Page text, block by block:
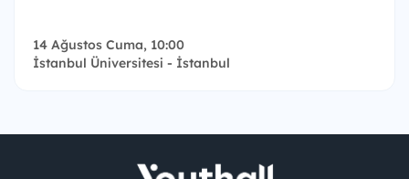
14 Ağustos Cuma, 10:00
İstanbul Üniversitesi - İstanbul